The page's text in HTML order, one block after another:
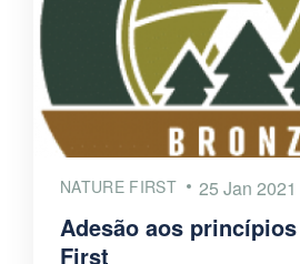
NATURE FIRST 25 Jan 2021
Adesão aos
First